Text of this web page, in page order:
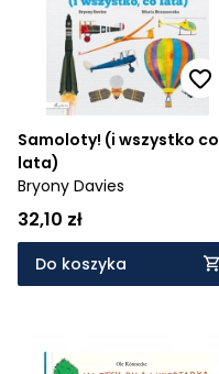
Samoloty! (i wszystko co
lata)
Bryony Davies
32,10 zł
Do koszyka